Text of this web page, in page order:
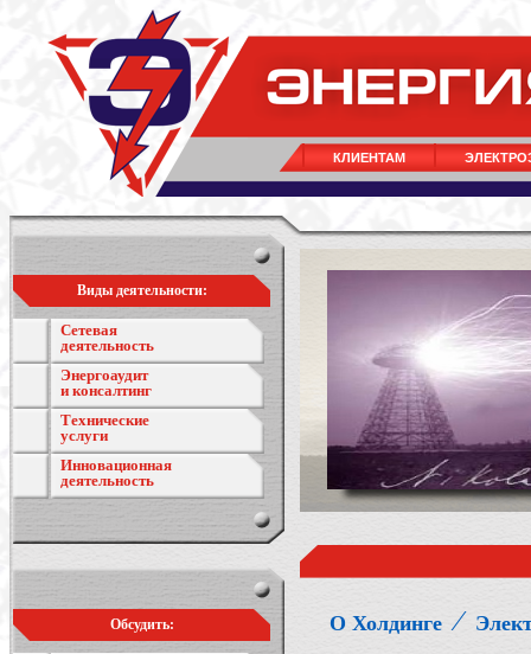
КЛИЕНТАМ
Виды деятельности:
Сетевая
деятельность
Энергоаудит
и консалтинг
Технические
услуги
Инновационная
деятельность
Обсудить: О Холдинге ⁄